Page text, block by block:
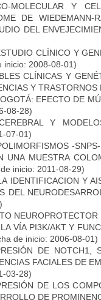
MOLECULAR Y
DE WIEDEMANN-
DEL
CLÍNICO Y
2008-08-01)
CLÍNICAS Y
Y
EFECTO DE
08-28)
Y
07-01)
-
UNA MUESTRA
inicio: 2011-08-29)
IDENTIFICACION Y
DEL
VÍA PI3K/AKT Y
de inicio: 2006-08-01)
DE
FACIALES DE
03-28)
DE LOS
DE